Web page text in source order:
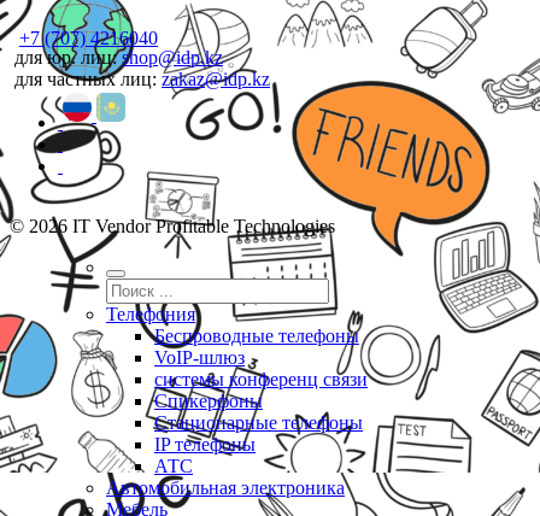
+7 (707) 4216040
для юр. лиц:shop@idp.kz
для частных лиц: zakaz@idp.kz
© 2026 IT Vendor Profitable Technologies
Телефония
Беспроводные телефоны
VoIP-шлюз
системы конференц связи
Спикерфоны
Стационарные телефоны
IP телефоны
АТС
Автомобильная электроника
Мебель